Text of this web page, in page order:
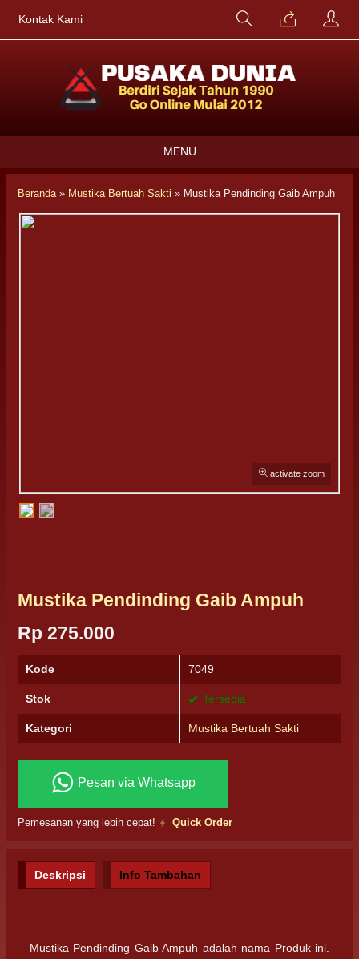
Kontak Kami
MENU
Beranda» Mustika Bertuah Sakti » Mustika Pendinding Gaib Ampuh
activate zoom
Mustika Pendinding Gaib Ampuh
Rp 275.000
Kode 7049
Stok Tersedia
Kategori Mustika Bertuah Sakti
Pesan via Whatsapp
Pemesanan yang lebih cepat! Quick Order
Deskripsi Info Tambahan
Mustika Pendinding Gaib Ampuh adalah nama Produk ini.